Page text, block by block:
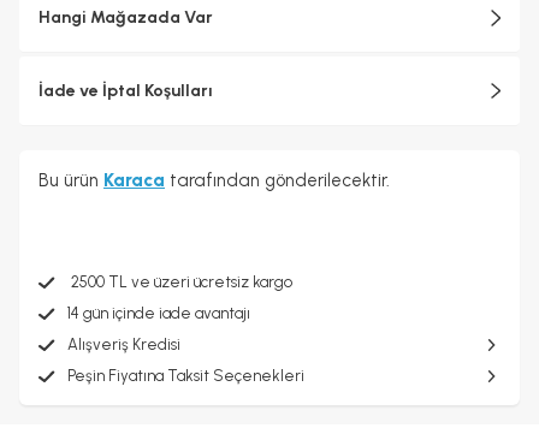
Hangi Mağazada Var
İade ve İptal Koşulları
Bu ürün Karaca tarafından gönderilecektir.
2500 TL ve üzeri ücretsiz kargo
14 gün içinde iade avantajı
Alışveriş Kredisi
Peşin Fiyatına Taksit Seçenekleri